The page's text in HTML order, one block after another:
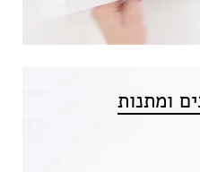
ומתנות